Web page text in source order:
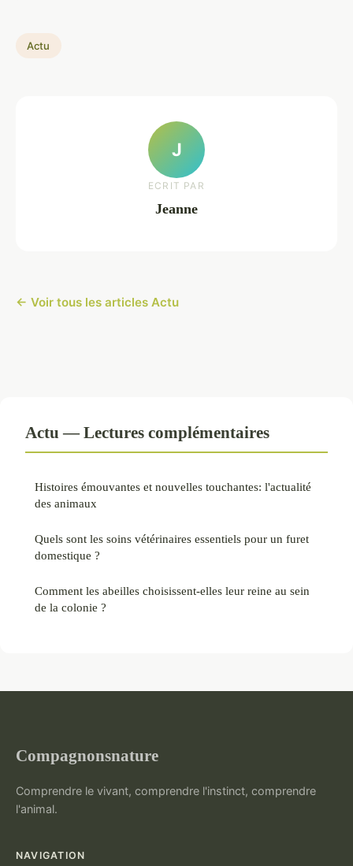
Actu
J
ECRIT PAR
Jeanne
← Voir tous les articles Actu
Actu — Lectures complémentaires
Histoires émouvantes et nouvelles touchantes: l'actualité
des animaux
Quels sont les soins vétérinaires essentiels pour un furet
domestique ?
Comment les abeilles choisissent-elles leur reine au sein
de la colonie ?
Compagnonsnature
Comprendre le vivant, comprendre l'instinct, comprendre
l'animal.
NAVIGATION